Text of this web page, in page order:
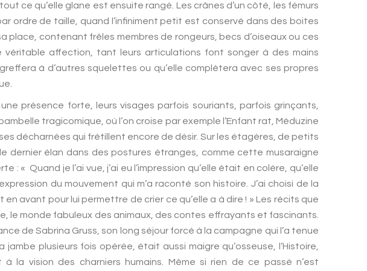
ce qu’elle glane est ensuite rangé. Les crânes d’un côté, les fémurs
ordre de taille, quand l’infiniment petit est conservé dans des boites
contenant frêles membres de rongeurs, becs d’oiseaux ou ces
affection, tant leurs articulations font songer à des mains
à d’autres squelettes ou qu’elle complètera avec ses propres
présence forte, leurs visages parfois souriants, parfois grinçants,
tragicomique, où l’on croise par exemple l’Enfant rat, Méduzine
décharnées qui frétillent encore de désir. Sur les étagères, de petits
dernier élan dans des postures étranges, comme cette musaraigne
Quand je l’ai vue, j’ai eu l’impression qu’elle était en colère, qu’elle
du mouvement qui m’a raconté son histoire. J’ai choisi de la
avant pour lui permettre de crier ce qu’elle a à dire ! » Les récits que
monde fabuleux des animaux, des contes effrayants et fascinants.
de Sabrina Gruss, son long séjour forcé à la campagne qui l’a tenue
plusieurs fois opérée, était aussi maigre qu’osseuse, l’Histoire,
la vision des charniers humains. Même si rien de ce passé n’est